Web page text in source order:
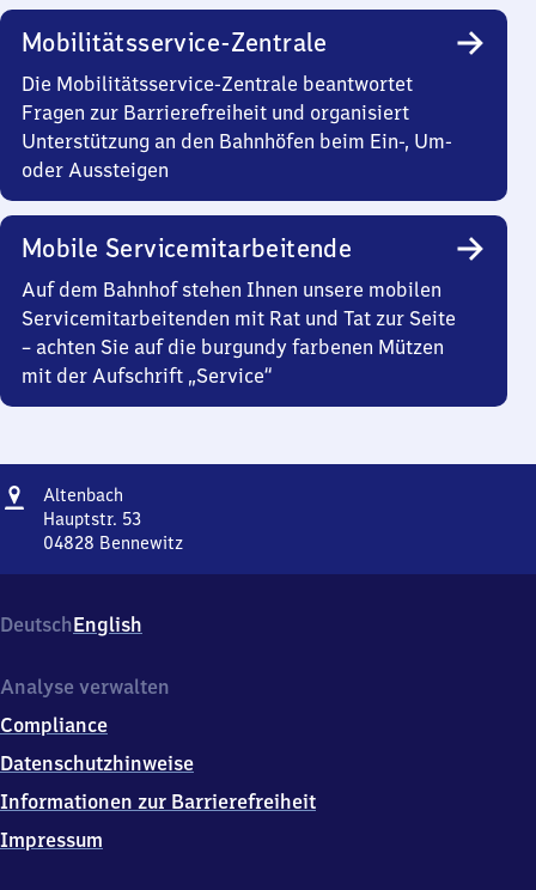
Mobilitätsservice-Zentrale
Die Mobilitätsservice-Zentrale beantwortet
Fragen zur Barrierefreiheit und organisiert
Unterstützung an den Bahnhöfen beim Ein-, Um-
oder Aussteigen
Mobile Servicemitarbeitende
Auf dem Bahnhof stehen Ihnen unsere mobilen
Servicemitarbeitenden mit Rat und Tat zur Seite
– achten Sie auf die burgundy farbenen Mützen
mit der Aufschrift „Service“
Adresse
Altenbach
Hauptstr. 53
04828 Bennewitz
53,
0
8
8
Bennewitz
DeutschEnglish
Analyse verwalten
Compliance
Datenschutzhinweise
Informationen zur Barrierefreiheit
Impressum